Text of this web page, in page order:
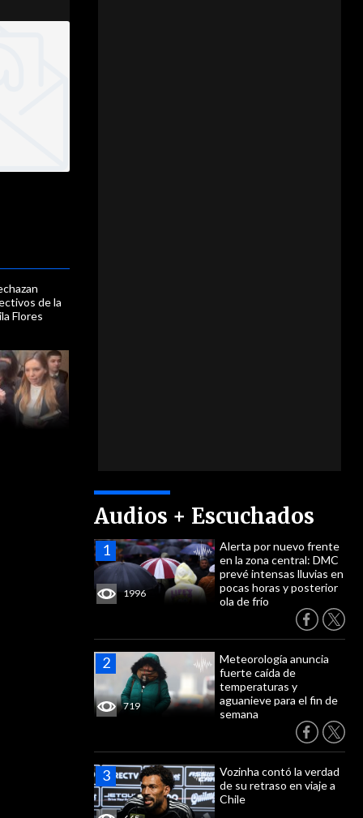
Audios + Escuchados
1996
Alerta por nuevo frente
en la zona central: DMC
prevé intensas lluvias en
pocas horas y posterior
ola de frío
719
Meteorología anuncia
fuerte caída de
temperaturas y
aguanieve para el fin de
semana
Vozinha contó la verdad
de su retraso en viaje a
Chile
de la
Flores